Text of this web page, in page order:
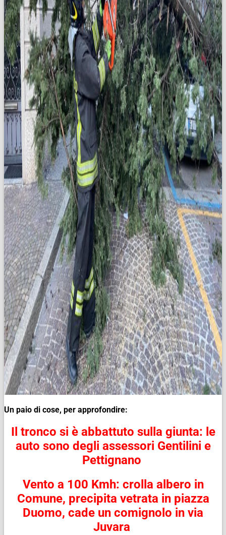
Un paio di cose, per approfondire:
Il tronco si è abbattuto sulla giunta: le
auto sono degli assessori Gentilini e
Pettignano
Vento a 100 Kmh: crolla albero in
Comune, precipita vetrata in piazza
Duomo, cade un comignolo in via
Juvara